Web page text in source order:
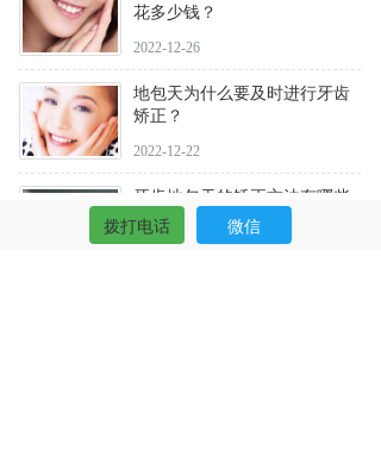
花多少钱？
2022-12-26
地包天为什么要及时进行牙齿
矫正？
2022-12-22
牙齿地包天的矫正方法有哪些
拨打电话 微信